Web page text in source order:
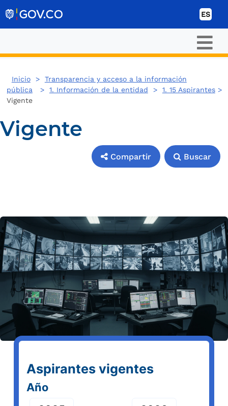
ES
Inicio> Transparencia y acceso a la información
pública > 1. Información de la entidad > 1. 15 Aspirantes>
Vigente
Vigente
Compartir Buscar
Aspirantes vigentes
Año